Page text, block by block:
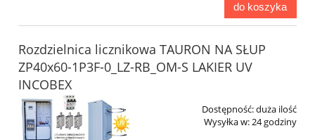
do koszyka
Rozdzielnica licznikowa TAURON NA SŁUP
ZP40x60-1P3F-0_LZ-RB_OM-S LAKIER UV
INCOBEX
Dostępność:duża ilość
Wysyłka w:24 godziny